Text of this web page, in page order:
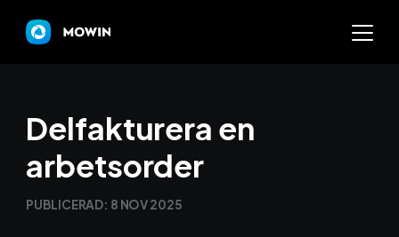
Delfakturera en
arbetsorder
PUBLICERAD: 8 NOV 2025